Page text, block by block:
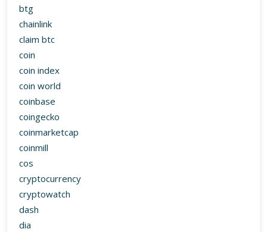
btg
chainlink
claim btc
coin
coin index
coin world
coinbase
coingecko
coinmarketcap
coinmill
cos
cryptocurrency
cryptowatch
dash
dia